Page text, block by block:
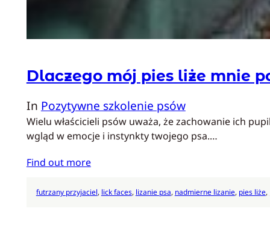
Dlaczego mój pies liże mnie
In Pozytywne szkolenie psów
Wielu właścicieli psów uważa, że zachowanie ich
wgląd w emocje i instynkty twojego psa.…
Find out more
futrzany przyjaciel, lick faces, lizanie psa, nadmierne lizanie, pies liże,